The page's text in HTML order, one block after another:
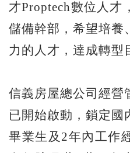
才Proptech數位人才
儲備幹部，希望培養
力的人才，達成轉型
信義房屋總公司經營
已開始啟動，鎖定國
畢業生及2年內工作